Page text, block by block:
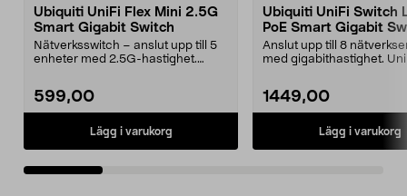
Ubiquiti UniFi Flex Mini 2.5G
Smart Gigabit Switch
Nätverksswitch – anslut upp till 5
enheter med 2.5G-hastighet.
599,00
Lägg i varukorg
Ubiquiti UniFi Switch
PoE Smart Gigabit
Anslut upp till 8
med gigabithastighet.
1449,00
Lägg i varukorg